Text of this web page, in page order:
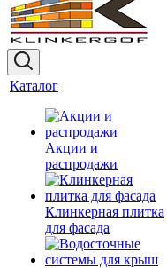
Каталог
Акции и
распродажи
Клинкерная плитка
для фасада